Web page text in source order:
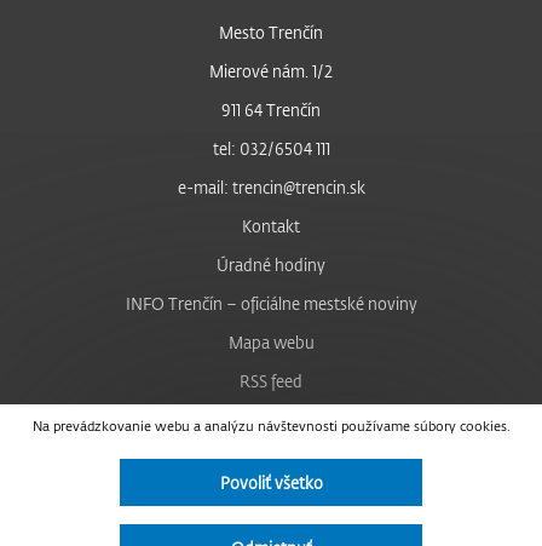
Na prevádzkovanie webu a analýzu návštevnosti používame súbory cookies.
Povoliť všetko
Mesto Trenčín
Mierové nám. 1/2
911 64 Trenčín
tel: 032/6504 111
e-mail: trencin@trencin.sk
Kontakt
Úradné hodiny
INFO Trenčín – oficiálne mestské noviny
Mapa webu
RSS feed
Nastavenie cookies
Facebook
Instagram